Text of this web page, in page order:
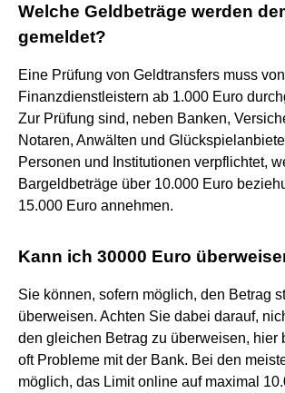
Welche Geldbeträge werden
gemeldet?
Eine Prüfung von Geldtransfers muss von
Finanzdienstleistern ab 1.000 Euro
Zur Prüfung sind, neben Banken,
Notaren, Anwälten und
Personen und Institutionen verpflichtet,
Bargeldbeträge über 10.000 Euro
15.000 Euro annehmen.
Kann ich 30000 Euro
Sie können, sofern möglich, den Betrag
überweisen. Achten Sie dabei darauf,
den gleichen Betrag zu überweisen, hier
oft Probleme mit der Bank. Bei den
möglich, das Limit online auf maximal